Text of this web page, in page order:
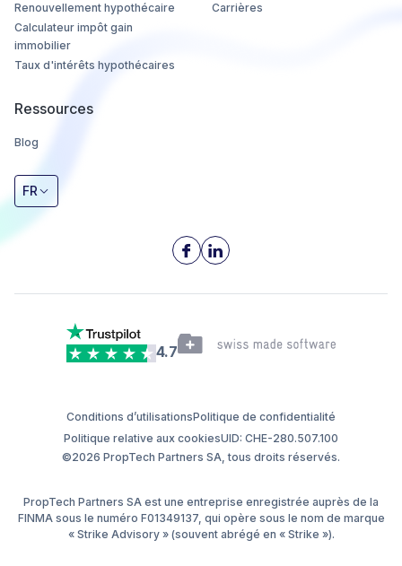
Renouvellement hypothécaire
Calculateur impôt gain
immobilier
Taux d'intérêts hypothécaires
Carrières
Ressources
Blog
FR
4.7
©2026 PropTech Partners SA, tous droits réservés.
Conditions d’utilisationsPolitique de confidentialité
Politique relative aux cookiesUID: CHE-280.507.100
PropTech Partners SA est une entreprise enregistrée auprès de la
FINMA sous le numéro F01349137, qui opère sous le nom de marque
« Strike Advisory » (souvent abrégé en « Strike »).